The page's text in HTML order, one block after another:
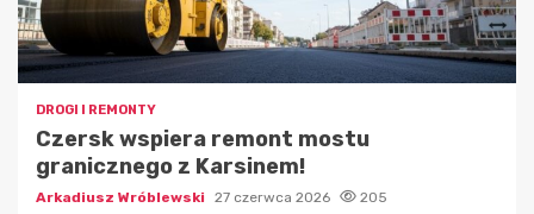
DROGI I REMONTY
Czersk wspiera remont mostu
granicznego z Karsinem!
Arkadiusz Wróblewski 27 czerwca 2026 205